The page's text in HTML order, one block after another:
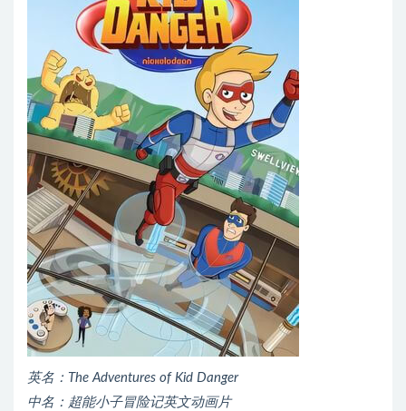
英名：The Adventures of Kid Danger
中名：超能小子冒险记英文动画片